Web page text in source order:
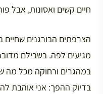
חיים קשים ואסונות, אבל
הצרפתים הבורגנים
מגיעים לפה. בשבילם
במהגרים ורחוקה מכל מה
בדיוק ההפך: אני אוהבת